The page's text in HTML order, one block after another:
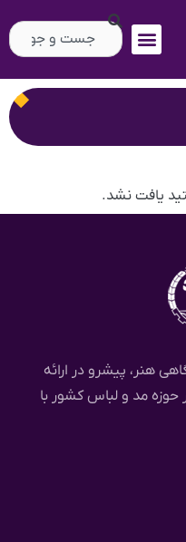
یافت نشد.
هنر، پیشرو در ارائه
مد و لباس کشور با